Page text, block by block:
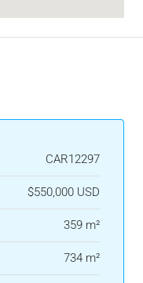
CAR12297
$550,000 USD
359 m²
734 m²